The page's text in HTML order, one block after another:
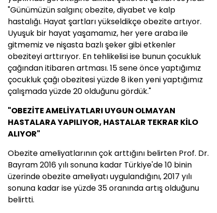
"Günümüzün salgını; obezite, diyabet ve kalp
hastalığı. Hayat şartları yükseldikçe obezite artıyor.
Uyuşuk bir hayat yaşamamız, her yere araba ile
gitmemiz ve nişasta bazlı şeker gibi etkenler
obeziteyi arttırıyor. En tehlikelisi ise bunun çocukluk
çağından itibaren artması. 15 sene önce yaptığımız
çocukluk çağı obezitesi yüzde 8 iken yeni yaptığımız
çalışmada yüzde 20 olduğunu gördük."
"OBEZİTE AMELİYATLARI UYGUN OLMAYAN
HASTALARA YAPILIYOR, HASTALAR TEKRAR KİLO
ALIYOR"
Obezite ameliyatlarının çok arttığını belirten Prof. Dr.
Bayram 2016 yılı sonuna kadar Türkiye'de 10 binin
üzerinde obezite ameliyatı uygulandığını, 2017 yılı
sonuna kadar ise yüzde 35 oranında artış olduğunu
belirtti.